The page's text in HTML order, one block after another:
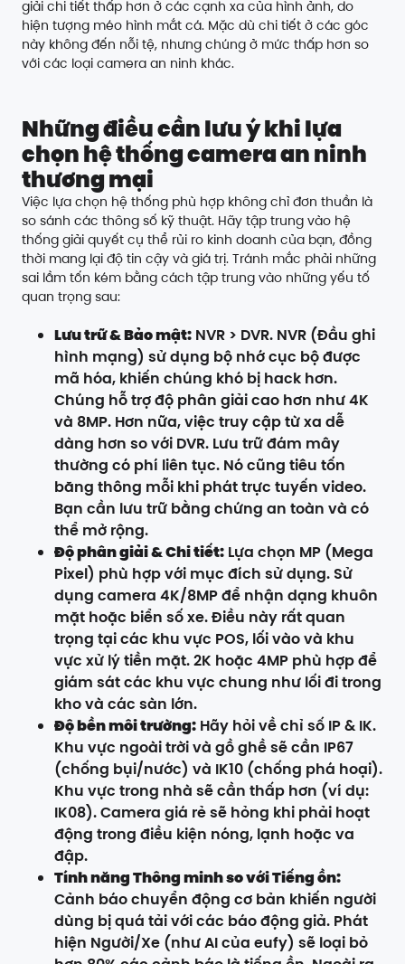
giải chi tiết thấp hơn ở các cạnh xa của hình ảnh, do
hiện tượng méo hình mắt cá. Mặc dù chi tiết ở các góc
này không đến nỗi tệ, nhưng chúng ở mức thấp hơn so
với các loại camera an ninh khác.
Những điều cần lưu ý khi lựa
chọn hệ thống camera an ninh
thương mại
Việc lựa chọn hệ thống phù hợp không chỉ đơn thuần là
so sánh các thông số kỹ thuật. Hãy tập trung vào hệ
thống giải quyết cụ thể rủi ro kinh doanh của bạn, đồng
thời mang lại độ tin cậy và giá trị. Tránh mắc phải những
sai lầm tốn kém bằng cách tập trung vào những yếu tố
quan trọng sau:
Lưu trữ & Bảo mật: NVR > DVR. NVR (Đầu ghi
hình mạng) sử dụng bộ nhớ cục bộ được
mã hóa, khiến chúng khó bị hack hơn.
Chúng hỗ trợ độ phân giải cao hơn như 4K
và 8MP. Hơn nữa, việc truy cập từ xa dễ
dàng hơn so với DVR. Lưu trữ đám mây
thường có phí liên tục. Nó cũng tiêu tốn
băng thông mỗi khi phát trực tuyến video.
Bạn cần lưu trữ bằng chứng an toàn và có
thể mở rộng.
Độ phân giải & Chi tiết: Lựa chọn MP (Mega
Pixel) phù hợp với mục đích sử dụng. Sử
dụng camera 4K/8MP để nhận dạng khuôn
mặt hoặc biển số xe. Điều này rất quan
trọng tại các khu vực POS, lối vào và khu
vực xử lý tiền mặt. 2K hoặc 4MP phù hợp để
giám sát các khu vực chung như lối đi trong
kho và các sàn lớn.
Độ bền môi trường: Hãy hỏi về chỉ số IP & IK.
Khu vực ngoài trời và gồ ghề sẽ cần IP67
(chống bụi/nước) và IK10 (chống phá hoại).
Khu vực trong nhà sẽ cần thấp hơn (ví dụ:
IK08). Camera giá rẻ sẽ hỏng khi phải hoạt
động trong điều kiện nóng, lạnh hoặc va
đập.
Tính năng Thông minh so với Tiếng ồn:
Cảnh báo chuyển động cơ bản khiến người
dùng bị quá tải với các báo động giả. Phát
hiện Người/Xe (như AI của eufy) sẽ loại bỏ